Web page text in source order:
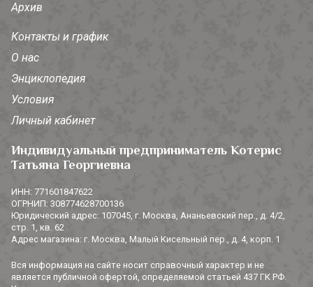
Архив
Контакты и график
О нас
Энциклопедия
Условия
Личный кабинет
Индивидуальный предприниматель Котерис
Татьяна Георгиевна
ИНН: 771601847622
ОГРНИП: 308774628700136
Юридический адрес: 107045, г. Москва, Ананьевский пер., д. 4/2,
стр. 1, кв. 62
Адрес магазина: г. Москва, Малый Кисельный пер., д. 4, корп. 1
Вся информация на сайте носит справочный характер и не
является публичной офертой, определяемой статьей 437 ГК РФ.